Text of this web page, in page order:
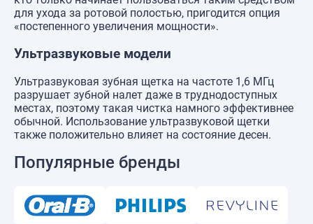
для ухода за ротовой полостью, пригодится опция
«постепенного увеличения мощности».
Ультразвуковые модели
Ультразвуковая зубная щетка на частоте 1,6 МГц
разрушает зубной налет даже в труднодоступных
местах, поэтому такая чистка намного эффективнее
обычной. Использование ультразвуковой щетки
также положительно влияет на состояние десен.
Популярные бренды